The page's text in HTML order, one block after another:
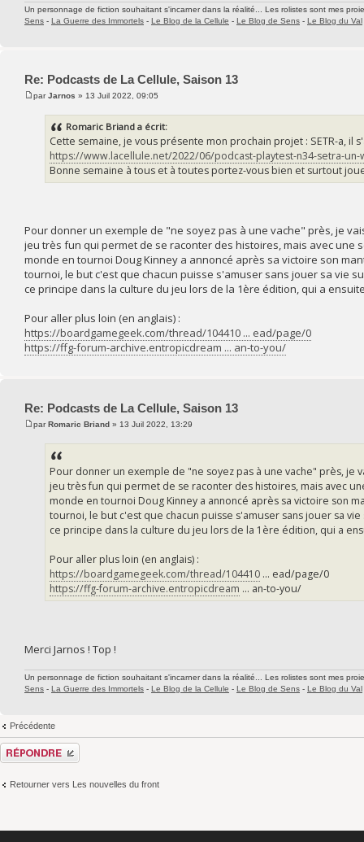
Un personnage de fiction souhaitant s'incarner dans la réalité... Les rolistes sont mes
Sens - La Guerre des Immortels - Le Blog de la Cellule - Le Blog de Sens - Le Blog du Val
Re: Podcasts de La Cellule, Saison 13
parJarnos » 13 Juil 2022, 09:05
Romaric Briand a écrit:
Cette semaine, je vous présente mon prochain projet : SETR-a, il
https://www.lacellule.net/2022/06/podcast-playtest-n34-setra-un-
Bonne semaine à tous et à toutes portez-vous bien et surtout
Pour donner un exemple de "ne soyez pas à une vache" près, je
jeu très fun qui permet de se raconter des histoires, mais avec
monde en tournoi Doug Kinney a annoncé après sa victoire son
tournoi, le but c'est que chacun puisse s'amuser sans jouer sa vie
ce principe dans la culture du jeu lors de la 1ère édition, qui a
Pour aller plus loin (en anglais) :
https://boardgamegeek.com/thread/104410 ... ead/page/0
https://ffg-forum-archive.entropicdream ... an-to-you/
Re: Podcasts de La Cellule, Saison 13
parRomaric Briand » 13 Juil 2022, 13:29
Pour donner un exemple de "ne soyez pas à une vache" près, je
jeu très fun qui permet de se raconter des histoires, mais avec
monde en tournoi Doug Kinney a annoncé après sa victoire son
tournoi, le but c'est que chacun puisse s'amuser sans jouer sa
ce principe dans la culture du jeu lors de la 1ère édition, qui a
Pour aller plus loin (en anglais) :
https://boardgamegeek.com/thread/104410 ... ead/page/0
https://ffg-forum-archive.entropicdream ... an-to-you/
Merci Jarnos ! Top !
Un personnage de fiction souhaitant s'incarner dans la réalité... Les rolistes sont mes
Sens - La Guerre des Immortels - Le Blog de la Cellule - Le Blog de Sens - Le Blog du Val
Précédente
Répondre
Retourner vers Les nouvelles du front